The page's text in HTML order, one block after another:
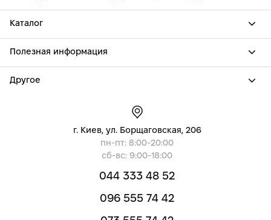
Каталог
Полезная информация
Другое
г. Киев, ул. Борщаговская, 206
пн-пт: 8:00-20:00
сб-вс: 9:00-18:00
044 333 48 52
096 555 74 42